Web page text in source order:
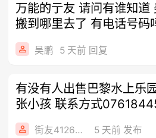
万能的亍友 请问有谁知道
搬到哪里去了 有电话号码
吴鹏 5 天前 回复
有没有人出售巴黎水上乐
张小孩 联系方式
街友41260280 5 天前 发布